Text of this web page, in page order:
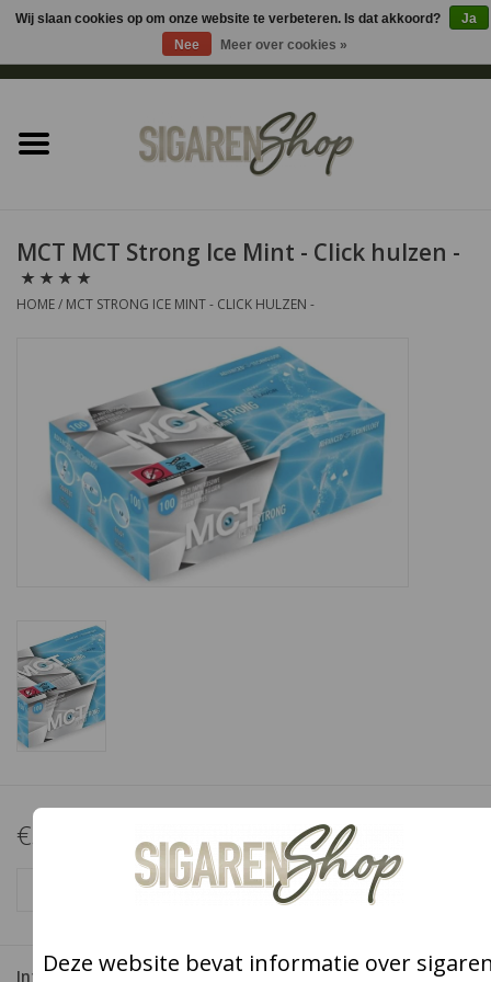
Sigaren accessoires
Shag accessoires
Headshop
Cadeau
Koffie en thee
Blog
MCT MCT Strong Ice Mint - Click hulzen -
HOME/ MCT STRONG ICE MINT - CLICK HULZEN -
€3,20
TOEVOEGEN AAN WINKELWAGEN
Informatie Reviews
Wij slaan cookies op om onze website te verbeteren. Is dat akkoord?
Ja
Nee
Meer over cookies »
Deze website bevat informatie over